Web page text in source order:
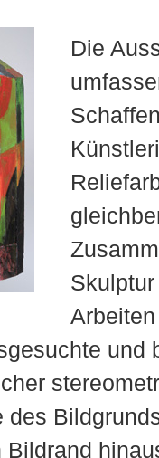
Die
und
des
Bildrand